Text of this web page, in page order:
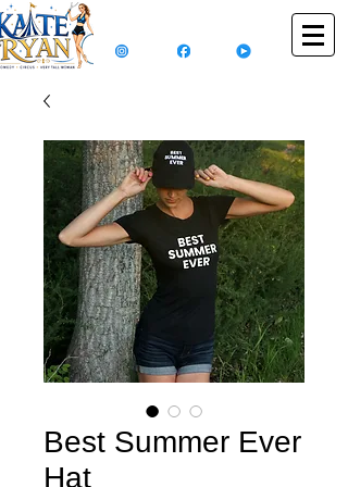
Best Summer Ever
Hat